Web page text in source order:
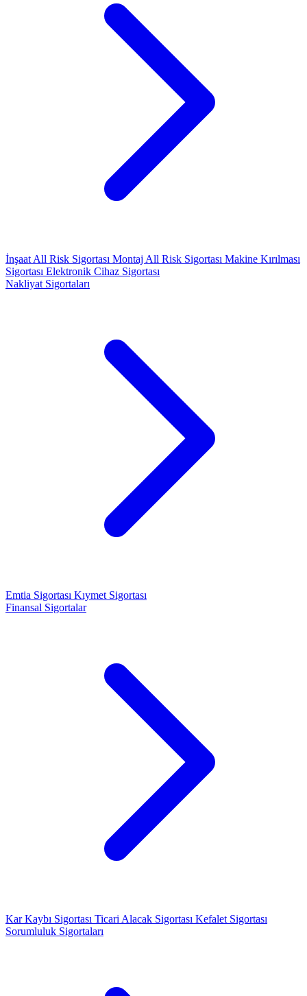
İnşaat All Risk Sigortası Montaj All Risk Sigortası Makine Kırılması
Sigortası Elektronik Cihaz Sigortası
Nakliyat Sigortaları
Emtia Sigortası Kıymet Sigortası
Finansal Sigortalar
Kar Kaybı Sigortası Ticari Alacak Sigortası Kefalet Sigortası
Sorumluluk Sigortaları